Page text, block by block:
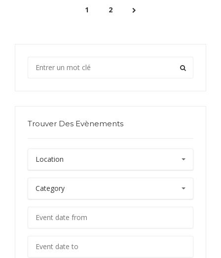
1 2
Trouver Des Evènements